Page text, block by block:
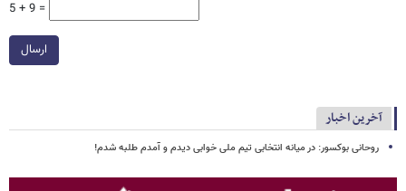
5 + 9 =
ارسال
آخرین اخبار
روحانی بوکسور: در میانه انتخابی تیم ملی خوابی دیدم و آمدم طلبه شدم!